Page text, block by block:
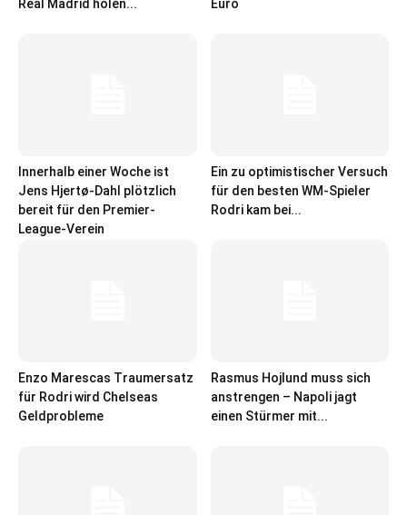
Real Madrid holen...
Euro
Innerhalb einer Woche ist
Jens Hjertø-Dahl plötzlich
bereit für den Premier-
League-Verein
Ein zu optimistischer Versuch
für den besten WM-Spieler
Rodri kam bei...
Enzo Marescas Traumersatz
für Rodri wird Chelseas
Geldprobleme
Rasmus Hojlund muss sich
anstrengen – Napoli jagt
einen Stürmer mit...